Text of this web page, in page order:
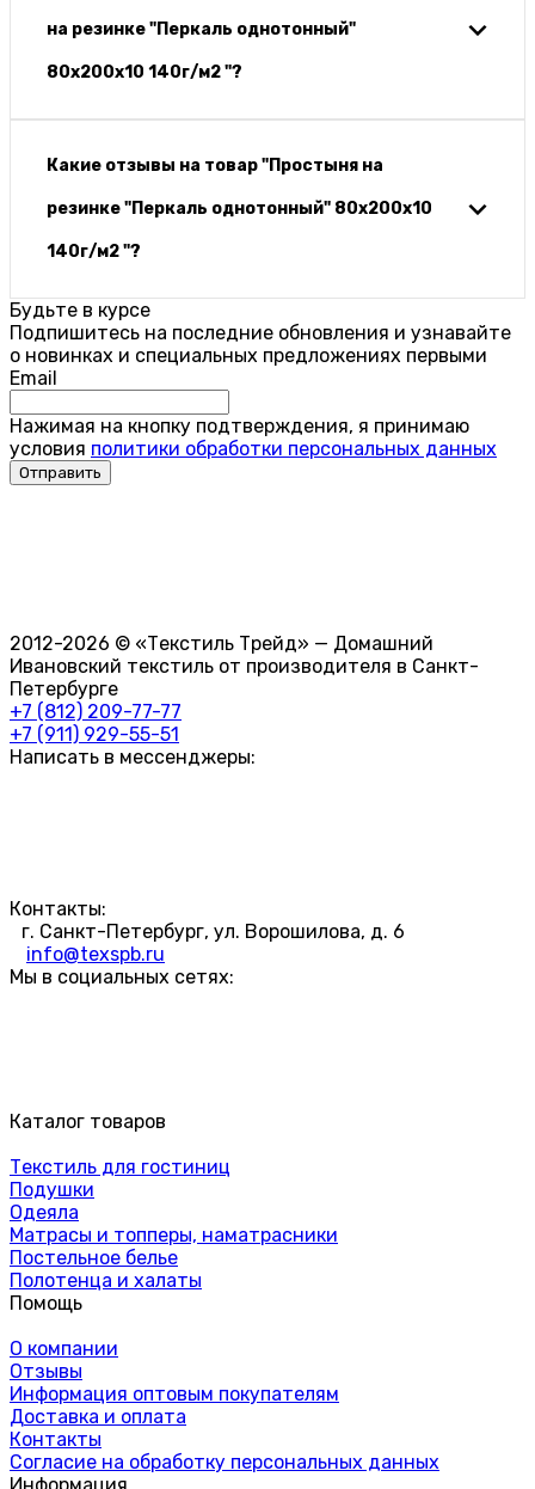
на резинке "Перкаль однотонный"
80х200х10 140г/м2 "?
Какие отзывы на товар "Простыня на
резинке "Перкаль однотонный" 80х200х10
140г/м2 "?
Будьте в курсе
Подпишитесь на последние обновления и узнавайте
о новинках и специальных предложениях первыми
Email
Нажимая на кнопку подтверждения, я принимаю
условия политики обработки персональных данных
2012-2026 © «Текстиль Трейд» — Домашний
Ивановский текстиль от производителя в Санкт-
Петербурге
+7 (812) 209-77-77
+7 (911) 929-55-51
Написать в мессенджеры:
Контакты:
г. Санкт-Петербург, ул. Ворошилова, д. 6
info@texspb.ru
Мы в социальных сетях:
Каталог товаров
Текстиль для гостиниц
Подушки
Одеяла
Матрасы и топперы, наматрасники
Постельное белье
Полотенца и халаты
Помощь
О компании
Отзывы
Информация оптовым покупателям
Доставка и оплата
Контакты
Согласие на обработку персональных данных